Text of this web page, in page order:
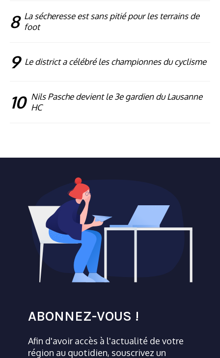
8 La sécheresse est sans pitié pour les terrains de
foot
9 Le district a célébré les championnes du cyclisme
10 Nils Pasche devient le 3e gardien du Lausanne
HC
ABONNEZ-VOUS !
Afin d'avoir accès à l'actualité de votre
région au quotidien, souscrivez un